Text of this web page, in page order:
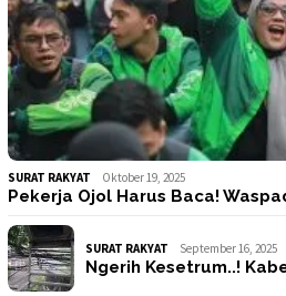
SURAT RAKYAT Oktober 19, 2025
Pekerja Ojol Harus Baca!
SURAT RAKYAT September 16, 2025
Ngerih Kesetrum..!